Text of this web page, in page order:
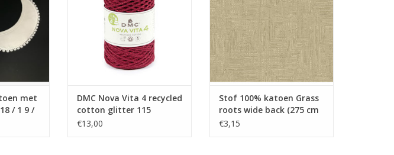
met
/ 1 9 /
DMC Nova Vita 4 recycled
cotton glitter 115
€13,00
Stof 100% katoen Grass
roots wide back (275 cm
breed!) beige
€3,15